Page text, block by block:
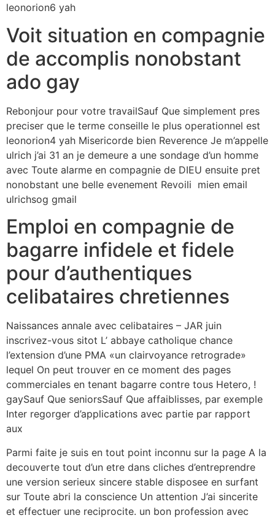
leonorion6 yah
Voit situation en compagnie
de accomplis nonobstant
ado gay
Rebonjour pour votre travailSauf Que simplement pres
preciser que le terme conseille le plus operationnel est
leonorion4 yah Misericorde bien Reverence Je m’appelle
ulrich j’ai 31 an je demeure a une sondage d’un homme
avec Toute alarme en compagnie de DIEU ensuite pret
nonobstant une belle evenement Revoili mien email
ulrichsog gmail
Emploi en compagnie de
bagarre infidele et fidele
pour d’authentiques
celibataires chretiennes
Naissances annale avec celibataires – JAR juin
inscrivez-vous sitot L’ abbaye catholique chance
l’extension d’une PMA «un clairvoyance retrograde»
lequel On peut trouver en ce moment des pages
commerciales en tenant bagarre contre tous Hetero, !
gaySauf Que seniorsSauf Que affaiblisses, par exemple
Inter regorger d’applications avec partie par rapport
aux
Parmi faite je suis en tout point inconnu sur la page A la
decouverte tout d’un etre dans cliches d’entreprendre
une version serieux sincere stable disposee en surfant
sur Toute abri la conscience Un attention J’ai sincerite
et effectuer une reciprocite. un bon profession avec